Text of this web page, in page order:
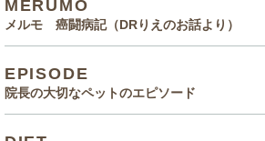
MERUMO
メルモ 癌闘病記（DRりえのお話より）
EPISODE
院長の大切なペットのエピソード